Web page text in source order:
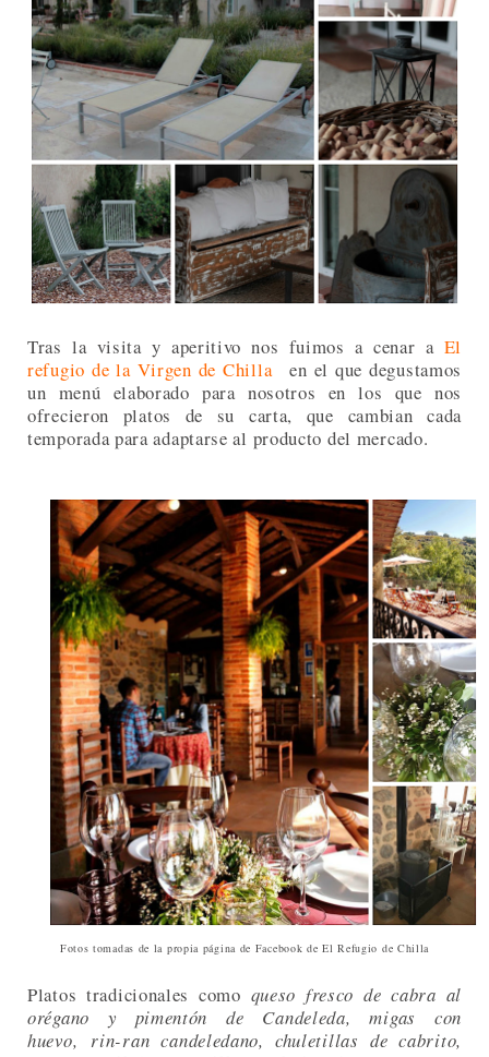
Tras la visita y aperitivo nos fuimos a cenar a El
refugio de la Virgen de Chilla
en el que degustamos
un menú elaborado para nosotros en los que nos
ofrecieron platos de su carta, que cambian cada
temporada para adaptarse al producto del mercado.
Fotos tomadas de la propia página de Facebook de El Refugio de Chilla
Platos tradicionales como queso fresco de cabra al
orégano y pimentón de Candeleda, migas con
huevo, rin-ran candeledano, chuletillas de cabrito,